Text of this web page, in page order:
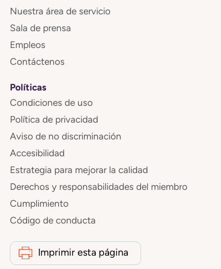
Nuestra área de servicio
Sala de prensa
Empleos
Contáctenos
Políticas
Condiciones de uso
Política de privacidad
Aviso de no discriminación
Accesibilidad
Estrategia para mejorar la calidad
Derechos y responsabilidades del miembro
Cumplimiento
Código de conducta
Imprimir esta página